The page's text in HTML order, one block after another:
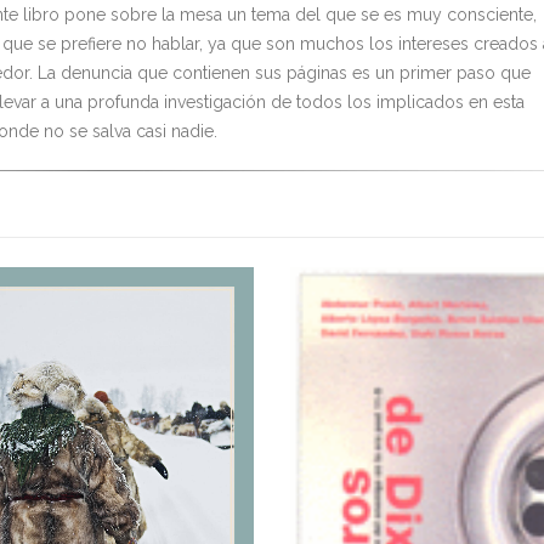
libro pone sobre la mesa un tema del que se es muy consciente,
se prefiere no hablar, ya que son muchos los intereses creados
La denuncia que contienen sus páginas es un primer paso que
a una profunda investigación de todos los implicados en esta
no se salva casi nadie.